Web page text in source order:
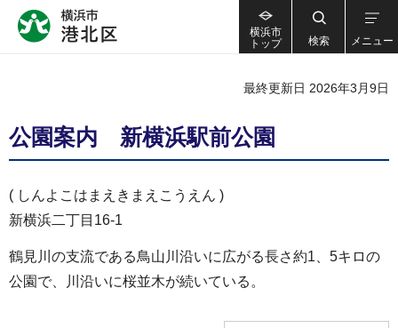
横浜市
トップ
検索 メニュー
最終更新日 2026年3月9日
公園案内 新横浜駅前公園
( しんよこはまえきまえこうえん )
新横浜二丁目16-1
鶴見川の支流である鳥山川沿いに広がる長さ約1、5キロの
公園で、川沿いに桜並木が続いている。